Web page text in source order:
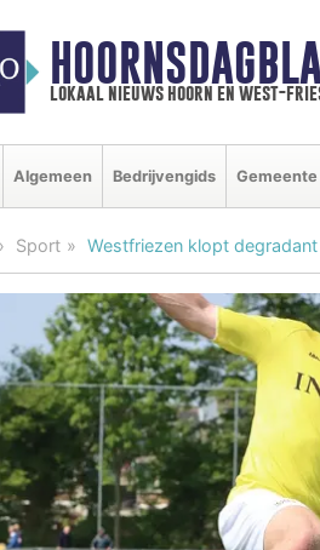
lokaal nieuws hoorn en west-
Algemeen Bedrijvengids Gemeente
Sport Westfriezen klopt